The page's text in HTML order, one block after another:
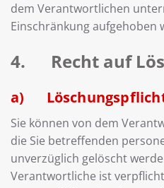
dem Verantwortlichen
Einschränkung aufgehoben
4. Recht auf
a)
Sie können von dem
die Sie betreffenden
unverzüglich gelöscht
Verantwortliche ist